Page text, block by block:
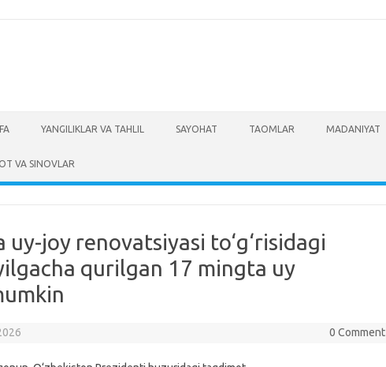
YANGILIKLAR VA TAHLIL SAYOHAT TAOMLAR MADANIYAT
VA SINOVLAR
uy-joy renovatsiyasi to‘g‘risidagi
qurilgan 17 mingta uy
0 Comment